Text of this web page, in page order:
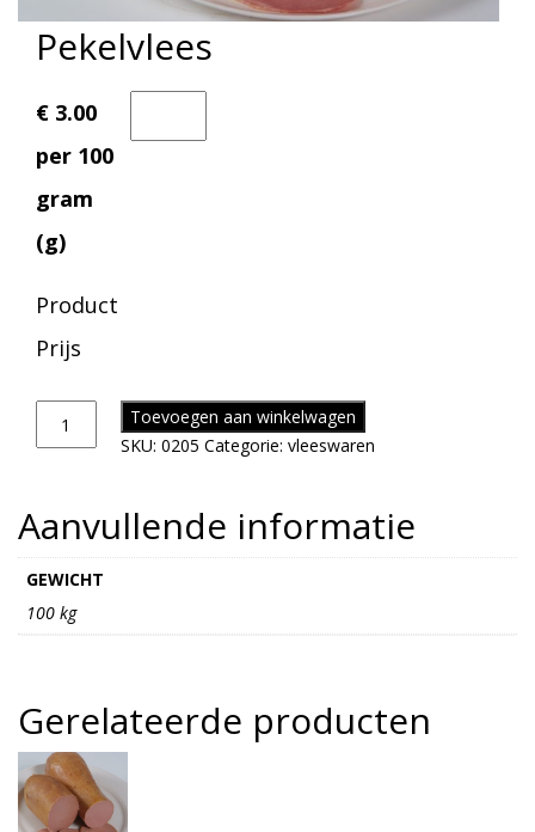
Pekelvlees
€ 3.00
per 100
gram
(g)
Product
Prijs
Toevoegen aan winkelwagen
SKU: 0205 Categorie: vleeswaren
Aanvullende informatie
GEWICHT
100 kg
Gerelateerde producten